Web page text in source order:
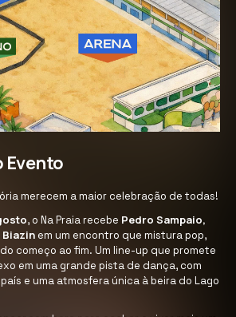
Evento
merecem a maior celebração de todas!
, o Na Praia recebe Pedro Sampaio,
Biazin em um encontro que mistura pop,
começo ao fim. Um line-up que promete
em uma grande pista de dança, com
e uma atmosfera única à beira do Lago